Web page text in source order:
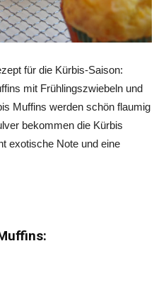
für die Kürbis-Saison:
mit Frühlingszwiebeln und
Muffins werden schön flaumig
bekommen die Kürbis
exotische Note und eine